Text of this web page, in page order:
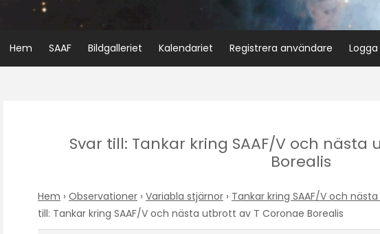
Hem SAAF Bildgalleriet Kalendariet Registrera användare Logga
Svar till: Tankar kring SAAF/V och nästa
Borealis
Hem › Observationer › Variabla stjärnor › Tankar kring SAAF/V och
till: Tankar kring SAAF/V och nästa utbrott av T Coronae Borealis